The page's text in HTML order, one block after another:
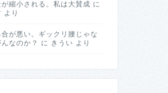
が縮小される。私は大賛成 に
より
が悪い。ギックリ腰じゃな
なのか？
に きうい より